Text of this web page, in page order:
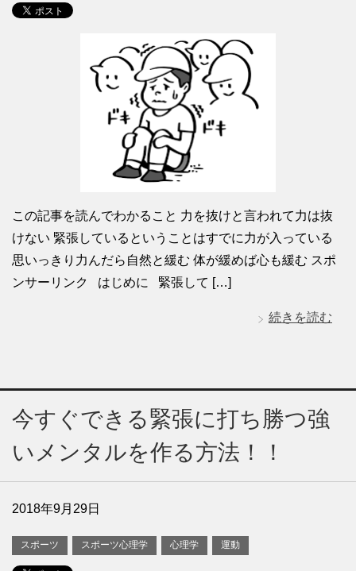
この記事を読んでわかること 力を抜けと言われて力は抜
けない 緊張しているということはすでに力が入っている
思いっきり力んだら自然と緩む 体が緩めば心も緩む スポ
ンサーリンク はじめに 緊張して […]
続きを読む
今すぐできる緊張に打ち勝つ強
いメンタルを作る方法！！
2018年9月29日
スポーツ スポーツ心理学 心理学 運動